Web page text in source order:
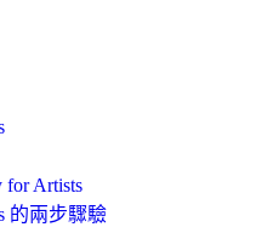
Artists
的兩步驟驗